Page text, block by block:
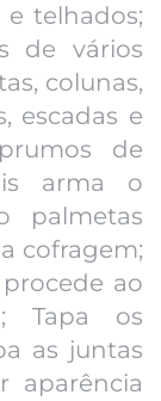
e telhados;
de vários
colunas,
escadas e
de
arma o
palmetas
cofragem;
ao
Tapa os
as juntas
aparência